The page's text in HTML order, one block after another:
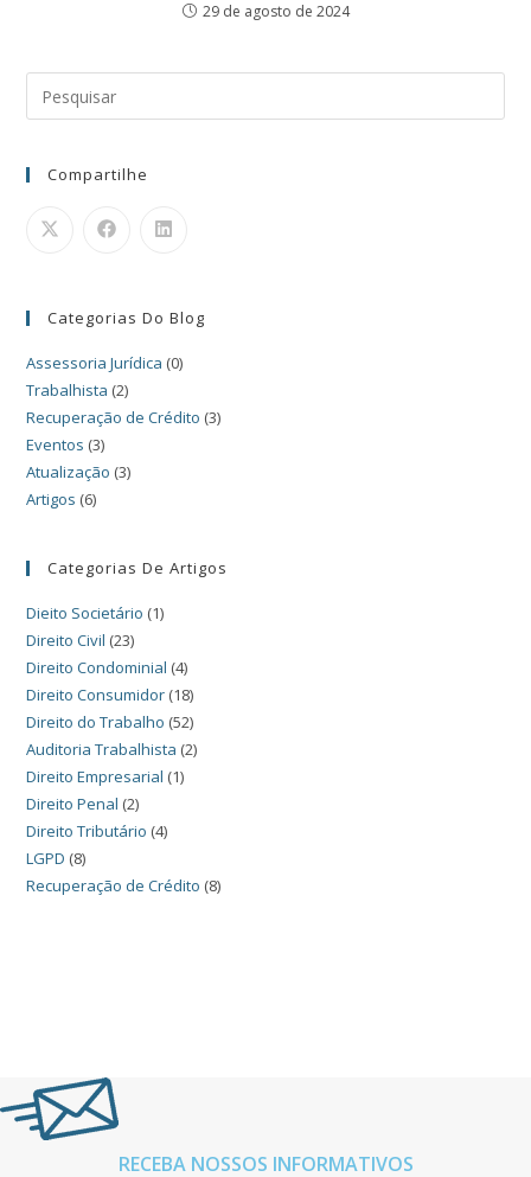
29 de agosto de 2024
Compartilhe
Categorias Do Blog
Assessoria Jurídica (0)
Trabalhista (2)
Recuperação de Crédito (3)
Eventos (3)
Atualização (3)
Artigos (6)
Categorias De Artigos
Dieito Societário (1)
Direito Civil (23)
Direito Condominial (4)
Direito Consumidor (18)
Direito do Trabalho (52)
Auditoria Trabalhista (2)
Direito Empresarial (1)
Direito Penal (2)
Direito Tributário (4)
LGPD (8)
Recuperação de Crédito (8)
RECEBA NOSSOS INFORMATIVOS